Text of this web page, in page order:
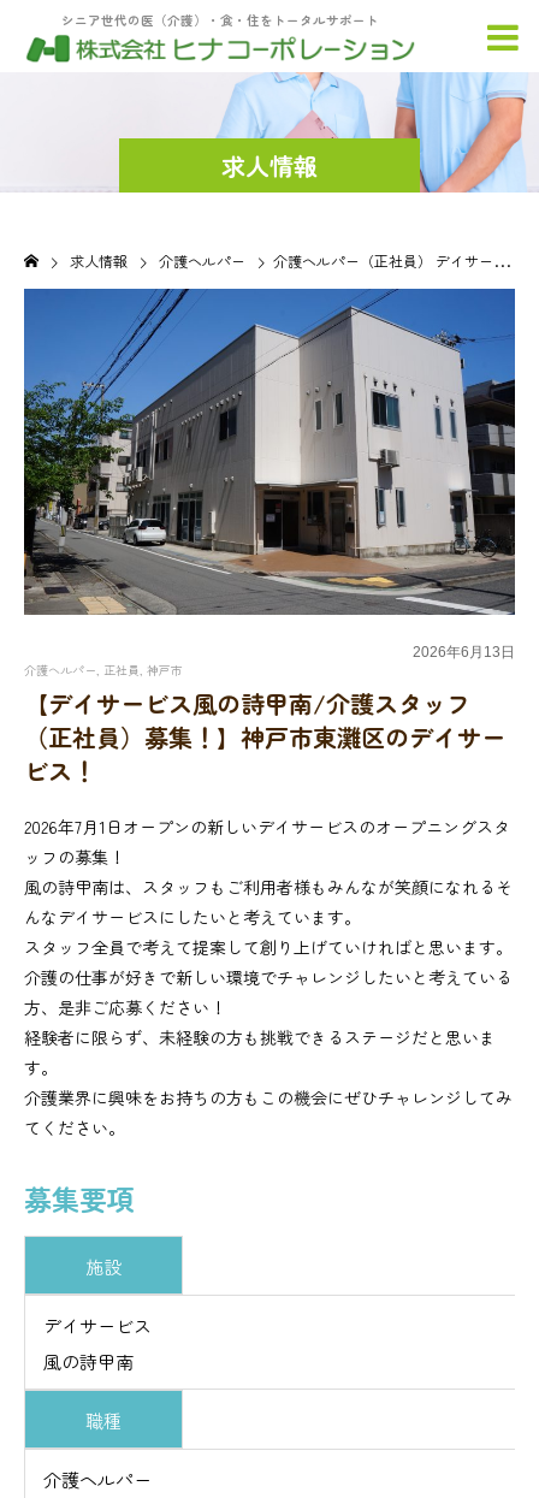
シニア世代の医（介護）・食・住をトータルサポート
求人情報
求人情報 介護ヘルパー 介護ヘルパー（正社員） デイサービス 風の詩甲南
2026年6月 13日
介護ヘルパー 正社員 神戸市
【デイサービス風の詩甲南/介護スタッフ
（正社員）募集！】神戸市東灘区のデイサー
ビス！
2026年7月1日オープンの新しいデイサービスのオープニングスタ
ッフの募集！
風の詩甲南は、スタッフもご利用者様もみんなが笑顔になれるそ
んなデイサービスにしたいと考えています。
スタッフ全員で考えて提案して創り上げていければと思います。
介護の仕事が好きで新しい環境でチャレンジしたいと考えている
方、是非ご応募ください！
経験者に限らず、未経験の方も挑戦できるステージだと思いま
す。
介護業界に興味をお持ちの方もこの機会にぜひチャレンジしてみ
てください。
募集要項
施設
デイサービス
風の詩甲南
職種
介護ヘルパー